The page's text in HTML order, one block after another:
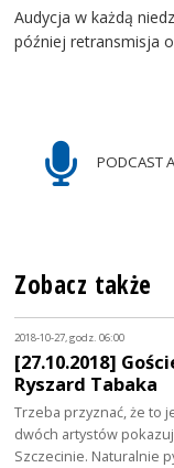
Audycja w każdą
później retransmisja
PODCAST
Zobacz także
2018-10-27, godz. 06:00
[27.10.2018]
Ryszard Tabaka
Trzeba przyznać, że to
dwóch artystów
Szczecinie. Naturalnie